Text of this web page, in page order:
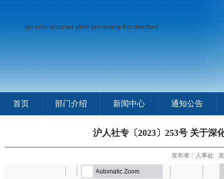
[an error occurred while processing this directive]
首页 部门介绍 新闻中心 通知公告
沪人社专〔2023〕253号 关于深
发布者：人事处